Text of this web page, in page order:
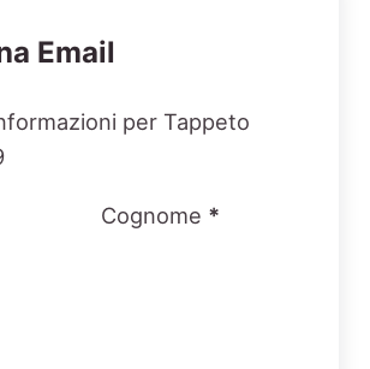
Email
per Tappeto
Cognome *